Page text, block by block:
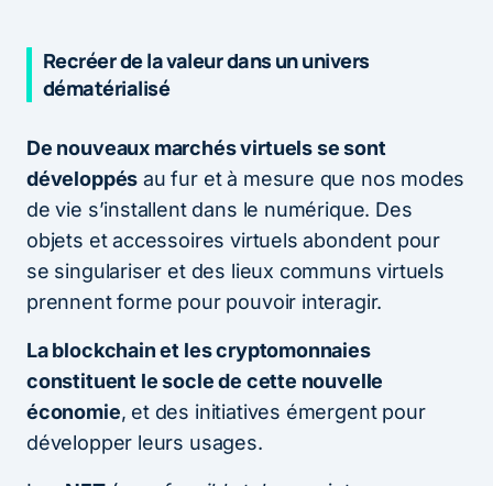
Recréer de la valeur dans un univers
dématérialisé
De nouveaux marchés virtuels se sont
développés au fur et à mesure que nos modes
de vie s’installent dans le numérique. Des
objets et accessoires virtuels abondent pour
se singulariser et des lieux communs virtuels
prennent forme pour pouvoir interagir.
La blockchain et les cryptomonnaies
constituent le socle de cette nouvelle
économie, et des initiatives émergent pour
développer leurs usages.